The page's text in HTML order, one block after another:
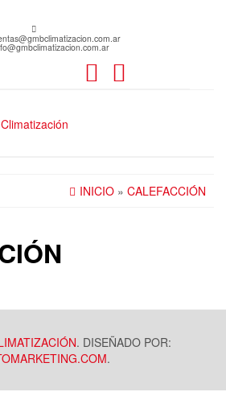
INICIO » CALEFACCIÓN
. DISEÑADO POR:
.